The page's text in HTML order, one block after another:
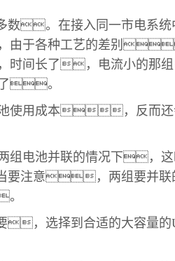
。在接入同一市电系统
于各种工艺的差别
长了，电流小的那组
。
使用成本，反而还
池并联的情况下，这
要注意，两组要并
选择到合适的大容量的